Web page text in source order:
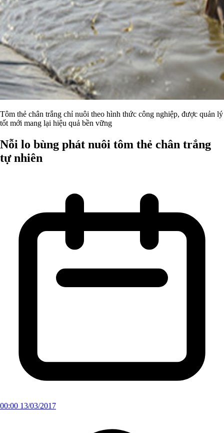
Tôm thẻ chân trắng chỉ nuôi theo hình thức công nghiệp, được quản lý
tốt mới mang lại hiệu quả bền vững
Nỗi lo bùng phát nuôi tôm thẻ chân trắng
tự nhiên
00:00 13/03/2017